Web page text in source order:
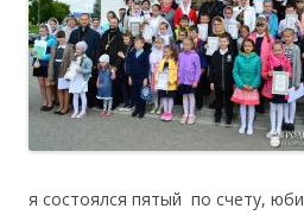
я состоялся пятый по счету,